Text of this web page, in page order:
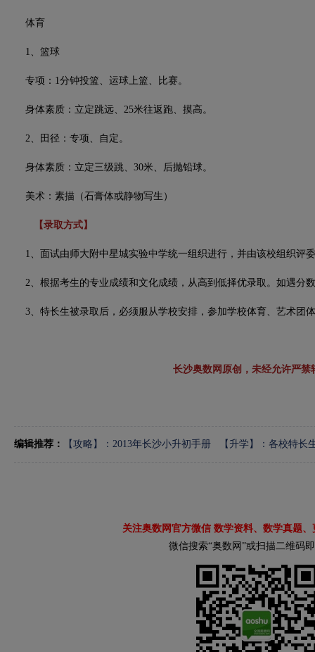
体育
1、篮球
专项：1分钟投篮、运球上篮、比赛。
身体素质：立定跳远、25米往返跑、摸高。
2、田径：专项、自定。
身体素质：立定三级跳、30米、后抛铅球。
美术：素描（石膏体或静物写生）
【录取方式】
1、面试由师大附中星城实验中学统一组织进行，并由该校组织评
2、根据考生的专业成绩和文化成绩，从高到低择优录取。如遇分
3、特长生被录取后，必须服从学校安排，参加学校体育、艺术团
长沙奥数网原创，未经允许严禁
编辑推荐： 【攻略】：2013年长沙小升初手册 【升学】：各校特长
关注奥数网官方微信 数学资料、数学真题
微信搜索“奥数网”或扫描二维码